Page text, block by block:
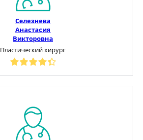
Селезнева
Анастасия
Викторовна
Пластический хирург